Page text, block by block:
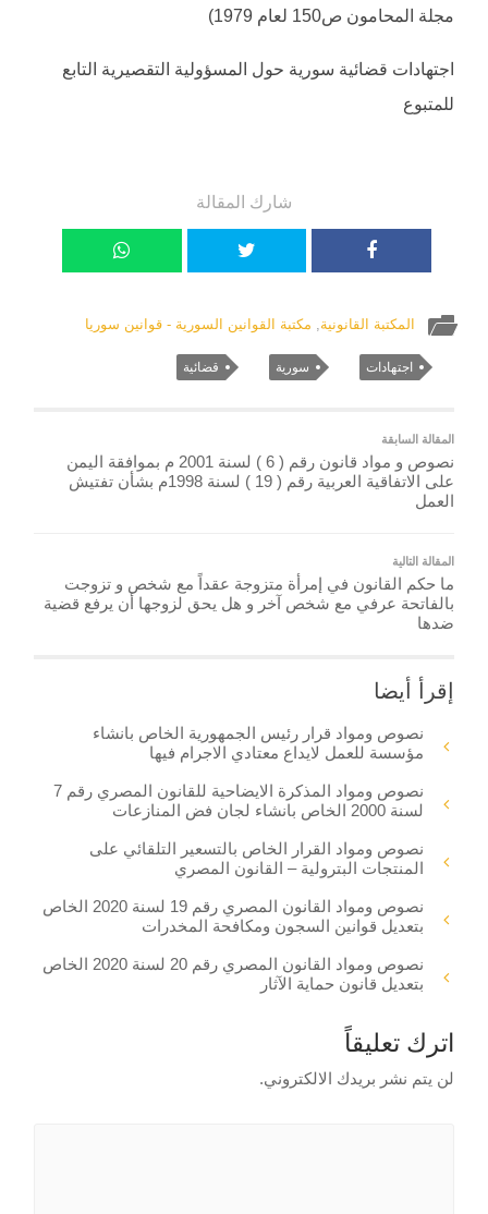
مجلة المحامون ص150 لعام 1979)
اجتهادات قضائية سورية حول المسؤولية التقصيرية التابع
للمتبوع
شارك المقالة
المكتبة القانونية, مكتبة القوانين السورية - قوانين سوريا
اجتهادات سورية قضائية
المقالة السابقة
نصوص و مواد قانون رقم ( 6 ) لسنة 2001 م بموافقة اليمن
على الاتفاقية العربية رقم ( 19 ) لسنة 1998م بشأن تفتيش
العمل
المقالة التالية
ما حكم القانون في إمرأة متزوجة عقداً مع شخص و تزوجت
بالفاتحة عرفي مع شخص آخر و هل يحق لزوجها أن يرفع قضية
ضدها
إقرأ أيضا
نصوص ومواد قرار رئيس الجمهورية الخاص بانشاء
مؤسسة للعمل لايداع معتادي الاجرام فيها
نصوص ومواد المذكرة الايضاحية للقانون المصري رقم 7
لسنة 2000 الخاص بانشاء لجان فض المنازعات
نصوص ومواد القرار الخاص بالتسعير التلقائي على
المنتجات البترولية – القانون المصري
نصوص ومواد القانون المصري رقم 19 لسنة 2020 الخاص
بتعديل قوانين السجون ومكافحة المخدرات
نصوص ومواد القانون المصري رقم 20 لسنة 2020 الخاص
بتعديل قانون حماية الآثار
اترك تعليقاً
لن يتم نشر بريدك الالكتروني.